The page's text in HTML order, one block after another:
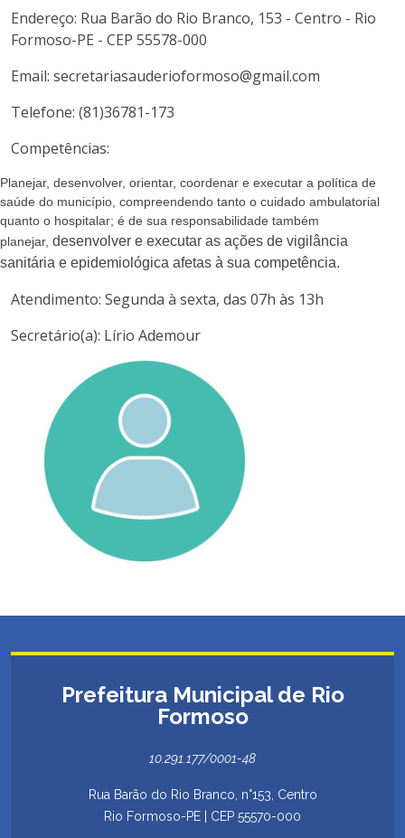
Endereço: Rua Barão do Rio Branco, 153 - Centro - Rio
Formoso-PE - CEP 55578-000
Email: secretariasauderioformoso@gmail.com
Telefone: (81)36781-173
Competências:
Planejar, desenvolver, orientar, coordenar e executar a política de
saúde do município, compreendendo tanto o cuidado ambulatorial
quanto o hospitalar; é de sua responsabilidade também
planejar, desenvolver e executar as ações de vigilância
sanitária e epidemiológica afetas à sua competência.
Atendimento: Segunda à sexta, das 07h às 13h
Secretário(a): Lírio Ademour
Prefeitura Municipal de Rio
Formoso
10.291.177/0001-48
Rua Barão do Rio Branco, n°153, Centro
Rio Formoso-PE | CEP 55570-000